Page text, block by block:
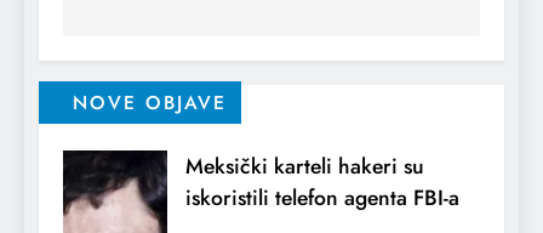
NOVE OBJAVE
Meksički karteli hakeri su
iskoristili telefon agenta FBI-a